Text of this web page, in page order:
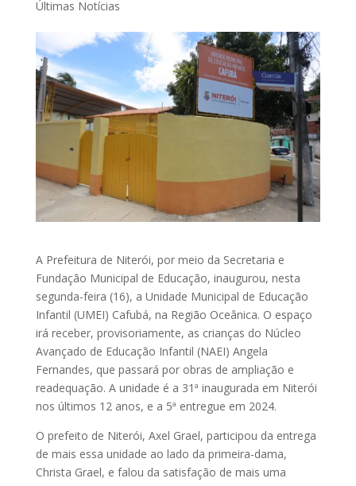
Últimas Notícias
A Prefeitura de Niterói, por meio da Secretaria e
Fundação Municipal de Educação, inaugurou, nesta
segunda-feira (16), a Unidade Municipal de Educação
Infantil (UMEI) Cafubá, na Região Oceânica. O espaço
irá receber, provisoriamente, as crianças do Núcleo
Avançado de Educação Infantil (NAEI) Angela
Fernandes, que passará por obras de ampliação e
readequação. A unidade é a 31ª inaugurada em Niterói
nos últimos 12 anos, e a 5ª entregue em 2024.
O prefeito de Niterói, Axel Grael, participou da entrega
de mais essa unidade ao lado da primeira-dama,
Christa Grael, e falou da satisfação de mais uma